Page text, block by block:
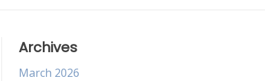
Archives
March 2026